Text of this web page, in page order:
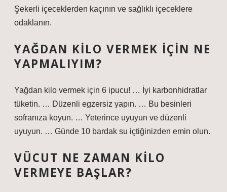
Şekerli içeceklerden kaçının ve sağlıklı içeceklere
odaklanın.
YAĞDAN KILO VERMEK IÇIN NE
YAPMALIYIM?
Yağdan kilo vermek için 6 ipucu! … İyi karbonhidratlar
tüketin. … Düzenli egzersiz yapın. … Bu besinleri
sofranıza koyun. … Yeterince uyuyun ve düzenli
uyuyun. … Günde 10 bardak su içtiğinizden emin olun.
VÜCUT NE ZAMAN KILO
VERMEYE BAŞLAR?